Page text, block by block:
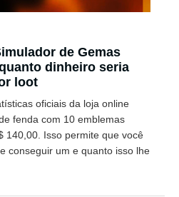
de Gemas
dinheiro seria
loot
oficiais da loja online
fenda com 10 emblemas
140,00. Isso permite que você
conseguir um e quanto isso lhe